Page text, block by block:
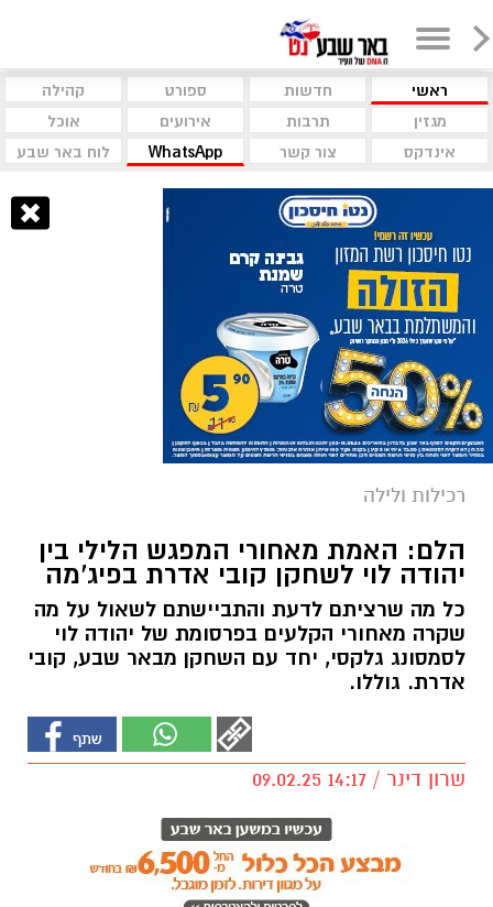
ראשי חדשות ספורט
קהילה
מגזין
תרבות אירועים
אוכל
אינדקס
צור קשר WhatsApp לוח באר שבע
רכילות ולילה
הלם: האמת מאחורי המפגש הלילי בין
יהודה לוי לשחקן קובי אדרת בפיג'מה
כל מה שרציתם לדעת והתביישתם לשאול על מה
שקרה מאחורי הקלעים בפרסומת של יהודה לוי
לסמסונג גלקסי, יחד עם השחקן מבאר שבע, קובי
אדרת. גוללו.
שרון דינר / 14:17 09.02.25
באר שבע נט, יהודה לוי, פלאפון